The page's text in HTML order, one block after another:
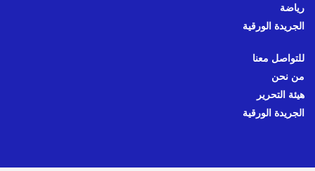
رياضة
الجريدة الورقية
للتواصل معنا
من نحن
هيئة التحرير
الجريدة الورقية